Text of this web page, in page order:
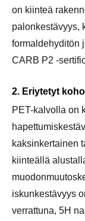
on kiinteä
palonkestävyys,
formaldehyditön
CARB P2 -
2. Eriytetyt
PET-kalvolla on
kaksinkertainen
kiinteällä
iskunkestävyys
verrattuna, 5H